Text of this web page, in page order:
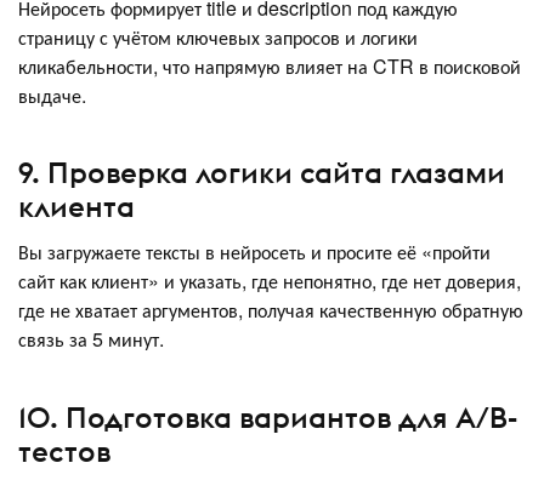
Нейросеть формирует title и description под каждую
страницу с учётом ключевых запросов и логики
кликабельности, что напрямую влияет на CTR в поисковой
выдаче.
9. Проверка логики сайта глазами
клиента
Вы загружаете тексты в нейросеть и просите её «пройти
сайт как клиент» и указать, где непонятно, где нет доверия,
где не хватает аргументов, получая качественную обратную
связь за 5 минут.
10. Подготовка вариантов для A/B-
тестов